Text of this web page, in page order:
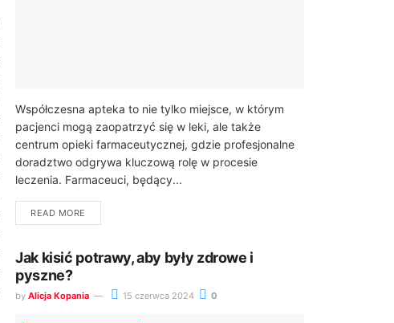
Współczesna apteka to nie tylko miejsce, w którym
pacjenci mogą zaopatrzyć się w leki, ale także
centrum opieki farmaceutycznej, gdzie profesjonalne
doradztwo odgrywa kluczową rolę w procesie
leczenia. Farmaceuci, będący...
READ MORE
Jak kisić potrawy, aby były zdrowe i
pyszne?
by Alicja Kopania 15 czerwca 2024 0